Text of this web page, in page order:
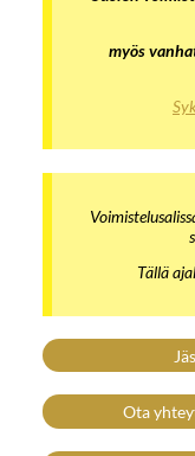
myös
Tällä
Ota